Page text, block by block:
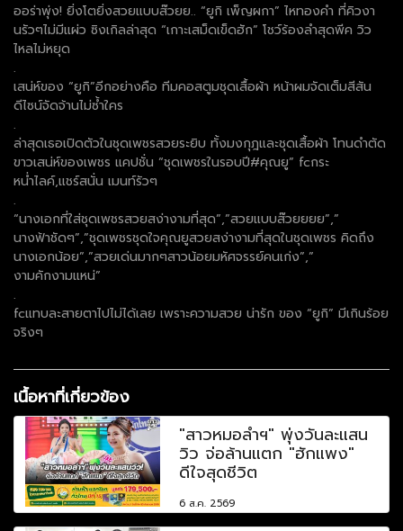
ออร่าพุ่ง! ยิ่งโตยิ่งสวยแบบส๊วยย.. “ยูกิ เพ็ญผกา” ไหทองคำ ที่คิวงา
นรัวๆไม่มีแผ่ว ซิงเกิลล่าสุด “เกาะเสม็ดเข็ดฮัก” โชว์ร้องลำสุดพีค วิว
ไหลไม่หยุด
.
เสน่ห์ของ “ยูกิ”อีกอย่างคือ ทีมคอสตูมชุดเสื้อผ้า หน้าผมจัดเต็มสีสัน
ดีไซน์จัดจ้านไม่ซ้ำใคร
.
ล่าสุดเธอเปิดตัวในชุดเพชรสวยระยิบ ทั้งมงกุฎและชุดเสื้อผ้า โทนดำตัด
ขาวเสน่ห์ของเพชร แคปชั่น “ชุดเพชรในรอบปี#คุณยู” fcกระ
หน่ำไลค์,แชร์สนั่น เมนท์รัวๆ
.
“นางเอกที่ใส่ชุดเพชรสวยสง่างามที่สุด”,”สวยแบบส๊วยยยย”,”
นางฟ้าชัดๆ”,”ชุดเพชรชุดใจคุณยูสวยสง่างามที่สุดในชุดเพชร คิดถึง
นางเอกน้อย”,”สวยเด่นมากๆสาวน้อยมหัศจรรย์คนเก่ง”,”
งามคักงามแหน่”
.
fcแทบละสายตาไปไม่ได้เลย เพราะความสวย น่ารัก ของ “ยูกิ” มีเกินร้อย
จริงๆ
เนื้อหาที่เกี่ยวข้อง
"สาวหมอลำฯ" พุ่งวันละแสน
วิว จ่อล้านแตก "ฮักแพง"
ดีใจสุดชีวิต
6 ส.ค. 2569